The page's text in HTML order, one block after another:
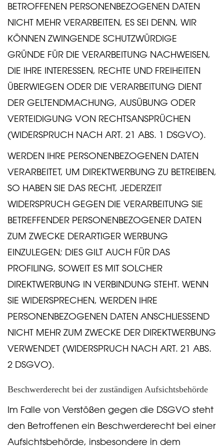
BETROFFENEN PERSONENBEZOGENEN DATEN
NICHT MEHR VERARBEITEN, ES SEI DENN, WIR
KÖNNEN ZWINGENDE SCHUTZWÜRDIGE
GRÜNDE FÜR DIE VERARBEITUNG NACHWEISEN,
DIE IHRE INTERESSEN, RECHTE UND FREIHEITEN
ÜBERWIEGEN ODER DIE VERARBEITUNG DIENT
DER GELTENDMACHUNG, AUSÜBUNG ODER
VERTEIDIGUNG VON RECHTSANSPRÜCHEN
(WIDERSPRUCH NACH ART. 21 ABS. 1 DSGVO).
WERDEN IHRE PERSONENBEZOGENEN DATEN
VERARBEITET, UM DIREKTWERBUNG ZU BETREIBEN,
SO HABEN SIE DAS RECHT, JEDERZEIT
WIDERSPRUCH GEGEN DIE VERARBEITUNG SIE
BETREFFENDER PERSONENBEZOGENER DATEN
ZUM ZWECKE DERARTIGER WERBUNG
EINZULEGEN; DIES GILT AUCH FÜR DAS
PROFILING, SOWEIT ES MIT SOLCHER
DIREKTWERBUNG IN VERBINDUNG STEHT. WENN
SIE WIDERSPRECHEN, WERDEN IHRE
PERSONENBEZOGENEN DATEN ANSCHLIESSEND
NICHT MEHR ZUM ZWECKE DER DIREKTWERBUNG
VERWENDET (WIDERSPRUCH NACH ART. 21 ABS.
2 DSGVO).
Beschwerde­recht bei der zuständigen Aufsichts­behörde
Im Falle von Verstößen gegen die DSGVO steht
den Betroffenen ein Beschwerderecht bei einer
Aufsichtsbehörde, insbesondere in dem